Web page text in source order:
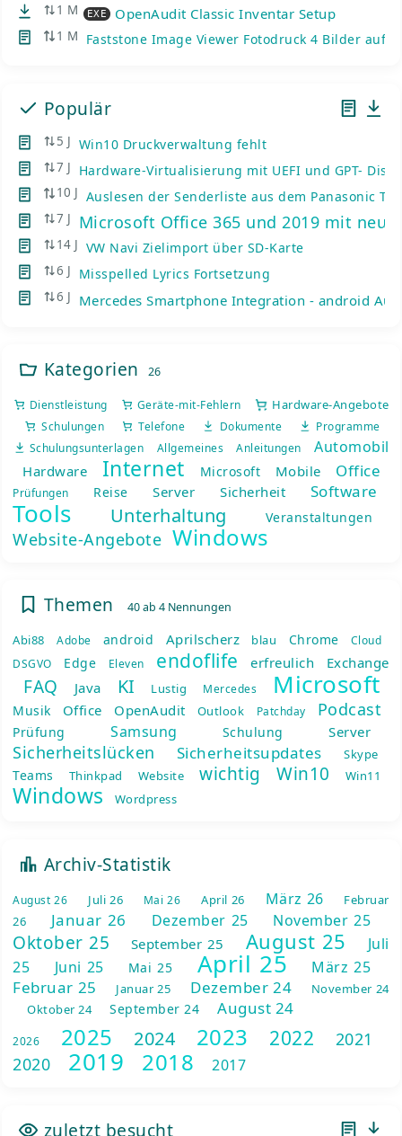
1 M EXE OpenAudit Classic Inventar Setup
1 M Faststone Image Viewer Fotodruck 4 Bilder auf
Populär
5 J Win10 Druckverwaltung fehlt
7 J Hardware-Virtualisierung mit UEFI und GPT- Disks
10 J Auslesen der Senderliste aus dem Panasonic TV
7 J Microsoft Office 365 und 2019 mit
14 J VW Navi Zielimport über SD-Karte
6 J Misspelled Lyrics Fortsetzung
6 J Mercedes Smartphone Integration - android
Kategorien 26
Dienstleistung Geräte-mit-Fehlern Hardware-Angebote
Schulungen Telefone Dokumente
Programme
Schulungsunterlagen
Allgemeines Anleitungen Automobil
Hardware Internet Microsoft Mobile Office
Prüfungen Reise Server Sicherheit Software
Tools Unterhaltung Veranstaltungen
Website-Angebote Windows
Themen 40 ab 4 Nennungen
Abi88 Adobe android Aprilscherz blau Chrome
Cloud
DSGVO
Edge Eleven endoflife erfreulich Exchange
FAQ Java KI Lustig Mercedes Microsoft
Musik Office OpenAudit Outlook Patchday Podcast
Prüfung Samsung Schulung Server
Sicherheitslücken Sicherheitsupdates Skype
Teams Thinkpad Website wichtig Win10 Win11
Windows Wordpress
Archiv-Statistik
August 26 Juli 26 Mai 26 April 26 März 26
Februar
26
Januar 26 Dezember 25 November 25
Oktober 25 September 25 August 25
Juli
25
Juni 25 Mai 25 April 25 März 25
Februar 25 Januar 25 Dezember 24
November 24
Oktober 24
September 24 August 24
2026 2025 2024 2023 2022
2021
2020
2019 2018 2017
zuletzt besucht